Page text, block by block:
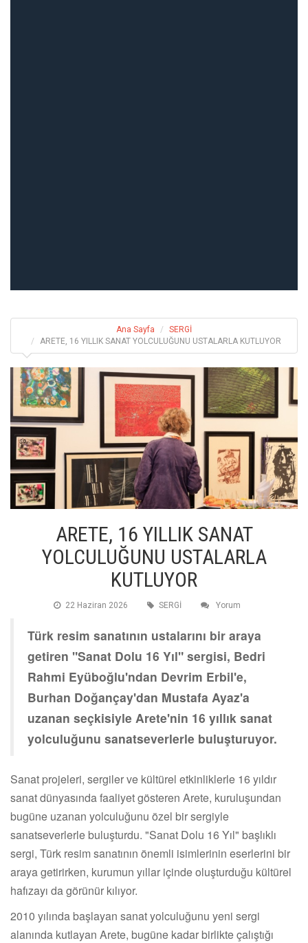
Ana Sayfa
SERGİ
ARETE, 16 YILLIK SANAT YOLCULUĞUNU USTALARLA KUTLUYOR
ARETE, 16 YILLIK SANAT
YOLCULUĞUNU USTALARLA
KUTLUYOR
22 Haziran 2026 SERGİ Yorum
Türk resim sanatının ustalarını bir araya
getiren "Sanat Dolu 16 Yıl" sergisi, Bedri
Rahmi Eyüboğlu'ndan Devrim Erbil'e,
Burhan Doğançay'dan Mustafa Ayaz'a
uzanan seçkisiyle Arete'nin 16 yıllık sanat
yolculuğunu sanatseverlerle buluşturuyor.
Sanat projeleri, sergiler ve kültürel etkinliklerle 16 yıldır
sanat dünyasında faaliyet gösteren Arete, kuruluşundan
bugüne uzanan yolculuğunu özel bir sergiyle
sanatseverlerle buluşturdu. "Sanat Dolu 16 Yıl" başlıklı
sergi, Türk resim sanatının önemli isimlerinin eserlerini bir
araya getirirken, kurumun yıllar içinde oluşturduğu kültürel
hafızayı da görünür kılıyor.
2010 yılında başlayan sanat yolculuğunu yeni sergi
alanında kutlayan Arete, bugüne kadar birlikte çalıştığı